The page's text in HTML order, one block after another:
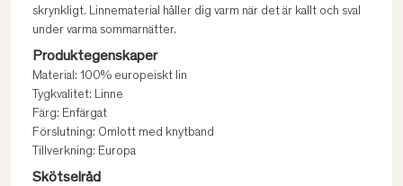
skrynkligt. Linnematerial håller dig varm när det är kallt och sval
under varma sommarnätter.
Produktegenskaper
Material: 100% europeiskt lin
Tygkvalitet: Linne
Färg: Enfärgat
Förslutning: Omlott med knytband
Tillverkning: Europa
Skötselråd